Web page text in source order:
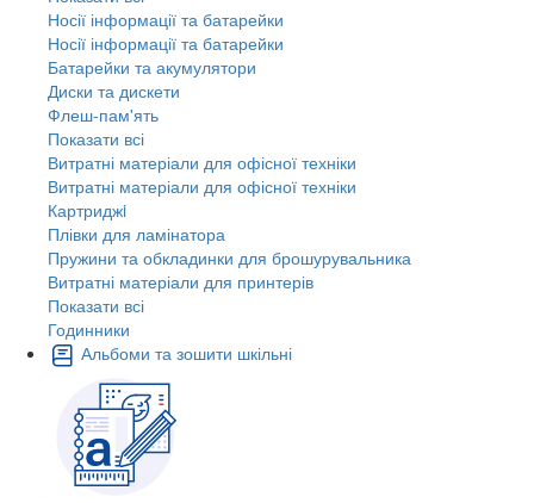
Носії інформації та батарейки
Носії інформації та батарейки
Батарейки та акумулятори
Диски та дискети
Флеш-пам'ять
Показати всі
Витратні матеріали для офісної техніки
Витратні матеріали для офісної техніки
Картриджi
Плівки для ламінатора
Пружини та обкладинки для брошурувальника
Витратні матеріали для принтерів
Показати всі
Годинники
Альбоми та зошити шкільні